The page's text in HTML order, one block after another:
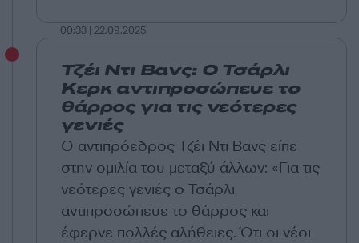
00:33 | 22.09.2025
Τζέι Ντι Βανς: Ο Τσάρλι
Κερκ αντιπροσώπευε το
θάρρος για τις νεότερες
γενιές
Ο αντιπρόεδρος Τζέι Ντι Βανς είπε
στην ομιλία του μεταξύ άλλων: «Για τις
νεότερες γενιές ο Τσάρλι
αντιπροσώπευε το θάρρος και
έφερνε πολλές αλήθειες. Ότι οι νέοι